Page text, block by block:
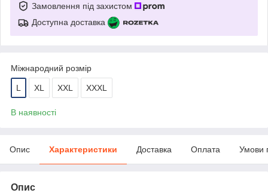
Замовлення під захистом
Доступна доставка
Міжнародний розмір
L XL XXL XXXL
В наявності
Опис Характеристики Доставка Оплата Умови
Опис